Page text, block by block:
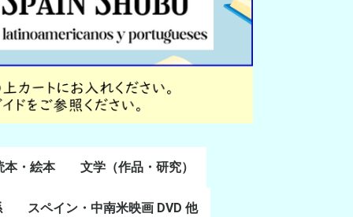
本・絵本 文学（作品・研究）
スペイン語文学
ポルトガル語文学
カタルーニャ文学
バスク文学
その他
スペイン・中南米映画 DVD 他